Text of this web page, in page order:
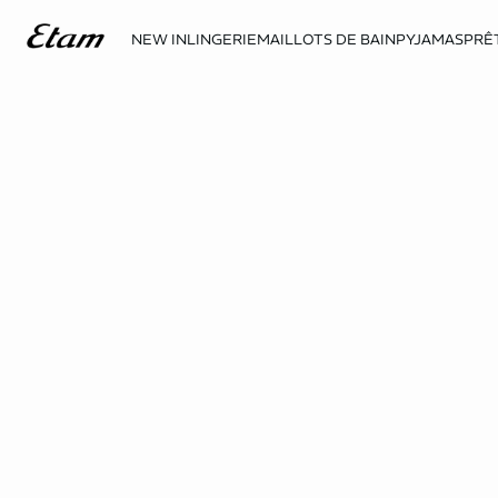
NEW INLINGERIEMAILLOTS DE BAINPYJAMAS